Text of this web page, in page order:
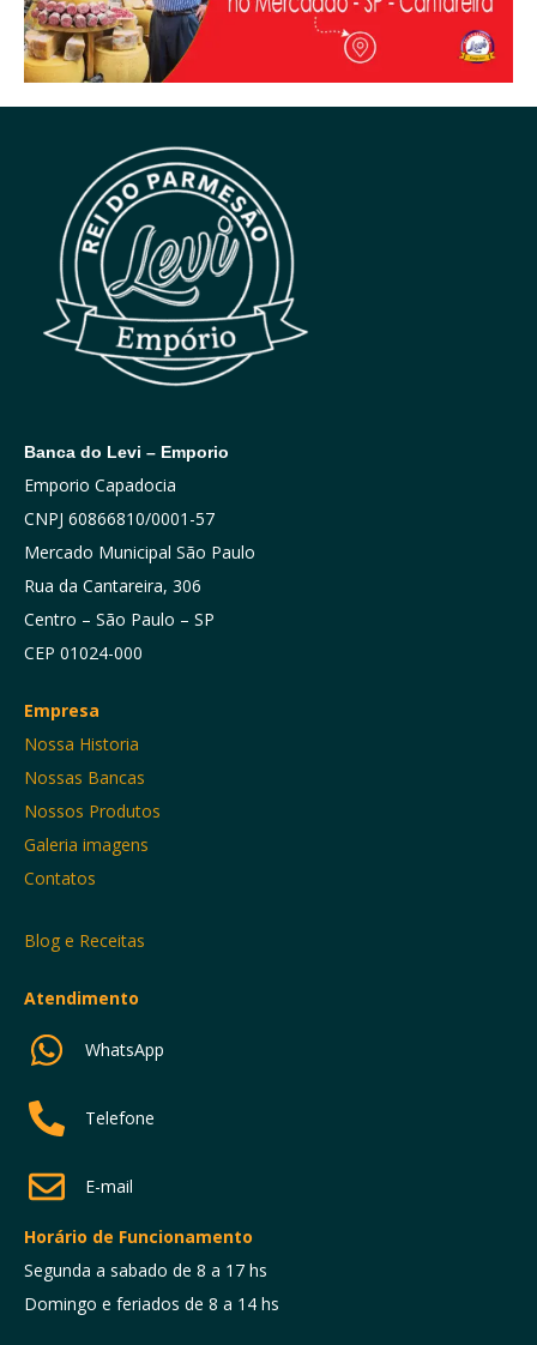
Banca do Levi – Emporio
Emporio Capadocia
CNPJ 60866810/0001-57
Mercado Municipal São Paulo
Rua da Cantareira, 306
Centro – São Paulo – SP
CEP 01024-000
Empresa
Nossa Historia
Nossas Bancas
Nossos Produtos
Galeria imagens
Contatos
Blog e Receitas
Atendimento
WhatsApp
Telefone
E-mail
Horário de Funcionamento
Segunda a sabado de 8 a 17 hs
Domingo e feriados de 8 a 14 hs